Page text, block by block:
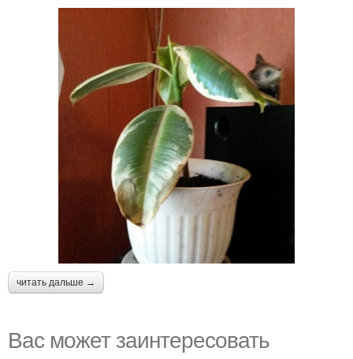
читать дальше →
Вас может заинтересовать